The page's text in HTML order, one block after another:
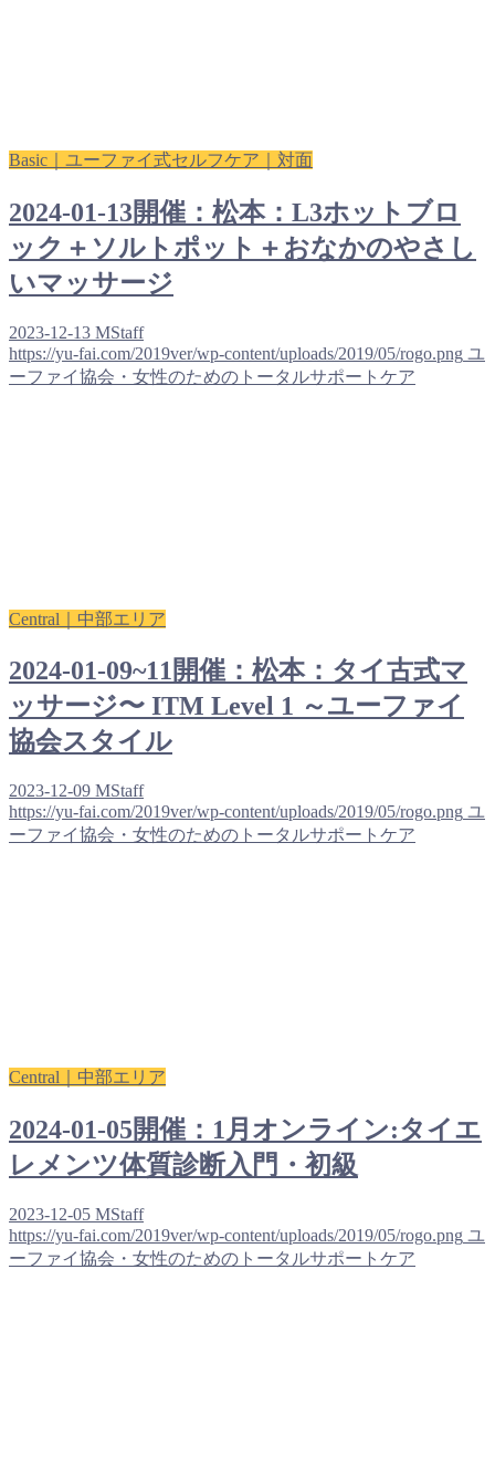
Basic｜ユーファイ式セルフケア｜対面
2024-01-13開催：松本：L3ホットブロ
ック＋ソルトポット＋おなかのやさし
いマッサージ
2023-12-13 MStaff
https://yu-fai.com/2019ver/wp-content/uploads/2019/05/rogo.png ユ
ーファイ協会・女性のためのトータルサポートケア
Central｜中部エリア
2024-01-09~11開催：松本：タイ古式マ
ッサージ〜 ITM Level 1 ～ユーファイ
協会スタイル
2023-12-09 MStaff
https://yu-fai.com/2019ver/wp-content/uploads/2019/05/rogo.png ユ
ーファイ協会・女性のためのトータルサポートケア
Central｜中部エリア
2024-01-05開催：1月オンライン:タイエ
レメンツ体質診断入門・初級
2023-12-05 MStaff
https://yu-fai.com/2019ver/wp-content/uploads/2019/05/rogo.png ユ
ーファイ協会・女性のためのトータルサポートケア